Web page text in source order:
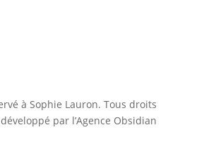
à Sophie Lauron. Tous droits
par l’Agence Obsidian